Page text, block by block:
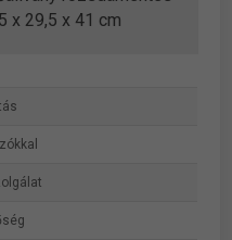
x 29,5 x 41 cm